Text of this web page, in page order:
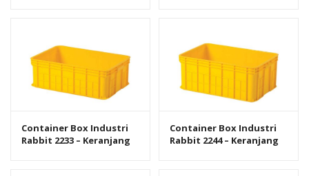
Container Box Industri
Rabbit 2233 – Keranjang
Container Box Industri
Rabbit 2244 – Keranjang